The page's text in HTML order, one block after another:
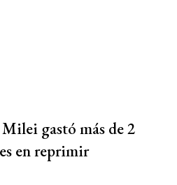
gastó más de 2
en reprimir